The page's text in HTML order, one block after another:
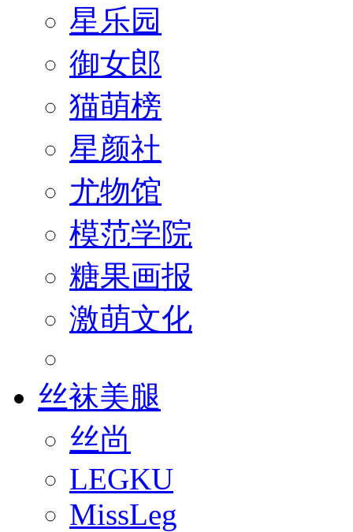
星乐园
御女郎
猫萌榜
星颜社
尤物馆
模范学院
糖果画报
激萌文化
丝袜美腿
丝尚
LEGKU
MissLeg